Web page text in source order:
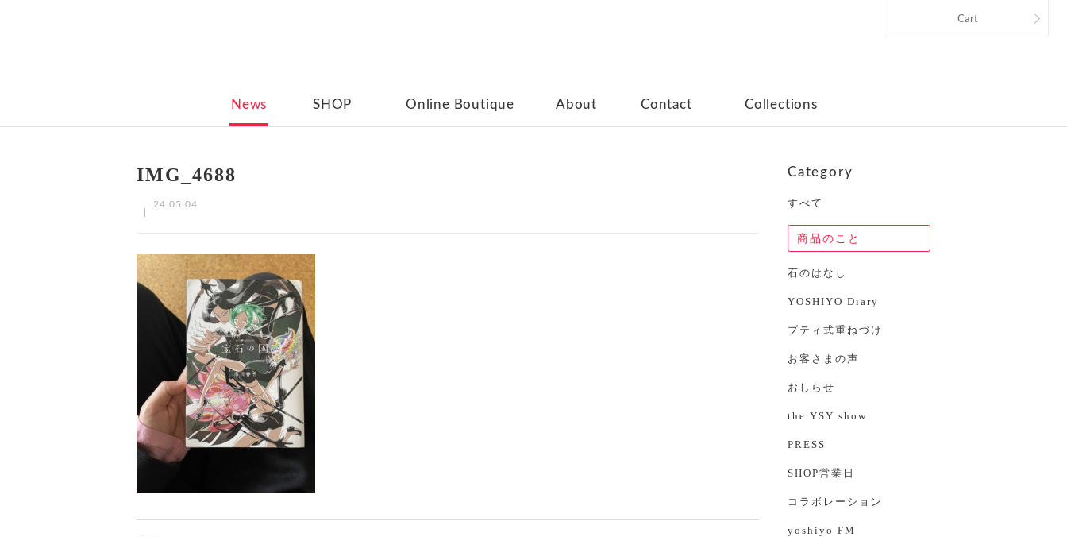
News SHOP Online Boutique About Contact Collections
Cart
IMG_4688
24.05.04
Category
すべて
商品のこと
石のはなし
YOSHIYO Diary
プティ式重ねづけ
お客さまの声
おしらせ
the YSY show
PRESS
SHOP営業日
コラボレーション
yoshiyo FM